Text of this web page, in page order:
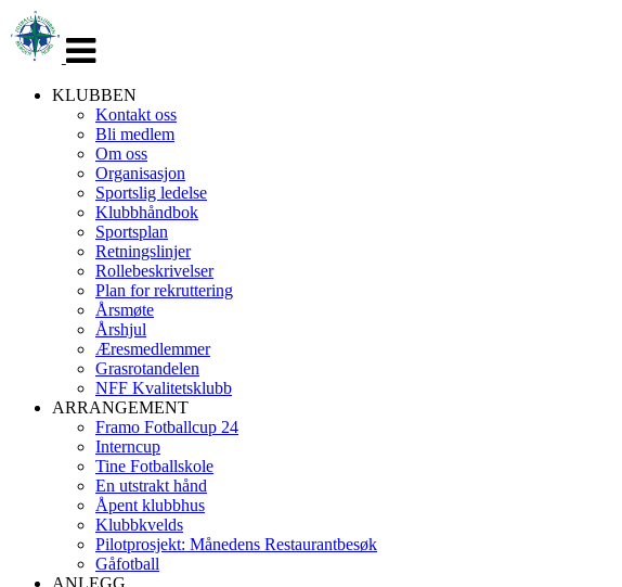
navigasjon
KLUBBEN
Kontakt oss
Bli medlem
Om oss
Organisasjon
Sportslig ledelse
Klubbhåndbok
Sportsplan
Retningslinjer
Rollebeskrivelser
Plan for rekruttering
Årsmøte
Årshjul
Æresmedlemmer
Grasrotandelen
NFF Kvalitetsklubb
ARRANGEMENT
Framo Fotballcup 24
Interncup
Tine Fotballskole
En utstrakt hånd
Åpent klubbhus
Klubbkvelds
Pilotprosjekt: Månedens Restaurantbesøk
Gåfotball
ANLEGG